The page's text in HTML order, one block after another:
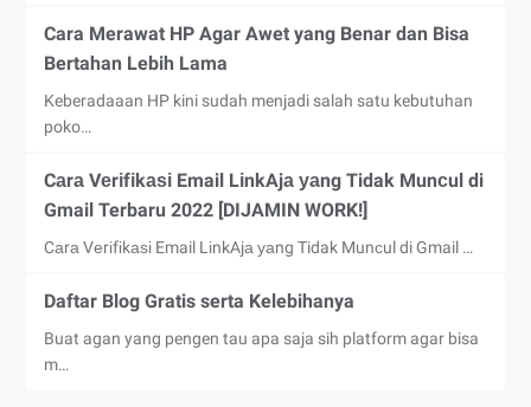
Cara Merawat HP Agar Awet yang Benar dan Bisa
Bertahan Lebih Lama
Keberadaaan HP kini sudah menjadi salah satu kebutuhan
poko…
Cаrа Vеrіfіkаѕі Email LіnkAjа уаng Tidak Munсul di
Gmail Terbaru 2022 [DIJAMIN WORK!]
Cаrа Vеrіfіkаѕі Email LіnkAjа уаng Tidak Munсul di Gmail …
Daftar Blog Gratis serta Kelebihanya
Buat agan yang pengen tau apa saja sih platform agar bisa
m…